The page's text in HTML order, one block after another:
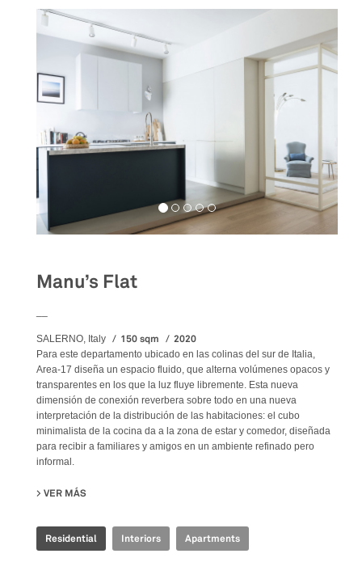
Manu’s Flat
SALERNO, Italy 150 sqm 2020
Para este departamento ubicado en las colinas del sur de Italia,
Area-17 diseña un espacio fluido, que alterna volúmenes opacos y
transparentes en los que la luz fluye libremente. Esta nueva
dimensión de conexión reverbera sobre todo en una nueva
interpretación de la distribución de las habitaciones: el cubo
minimalista de la cocina da a la zona de estar y comedor, diseñada
para recibir a familiares y amigos en un ambiente refinado pero
informal.
VER MÁS
Residential Interiors Apartments